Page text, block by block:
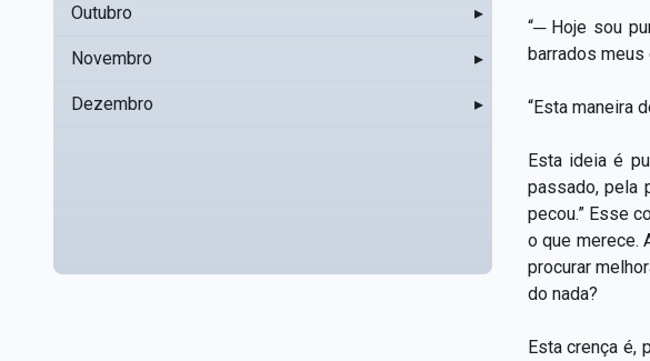
Outubro ▸
Novembro ▸
Dezembro ▸
“─ Hoje sou
barrados meus
“Esta maneira
Esta ideia é
passado, pela
pecou.” Esse
o que merece.
procurar
do nada?
Esta crença é,